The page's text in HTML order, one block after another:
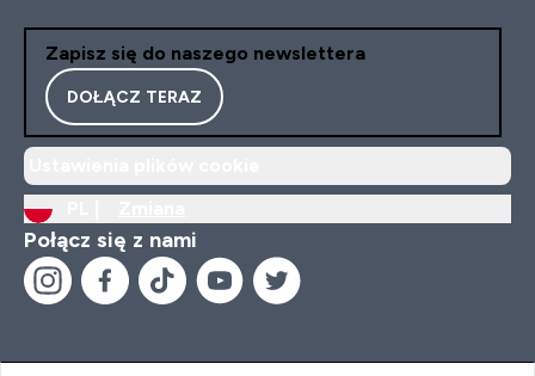
Zapisz się do naszego newslettera
DOŁĄCZ TERAZ
Połącz się z nami